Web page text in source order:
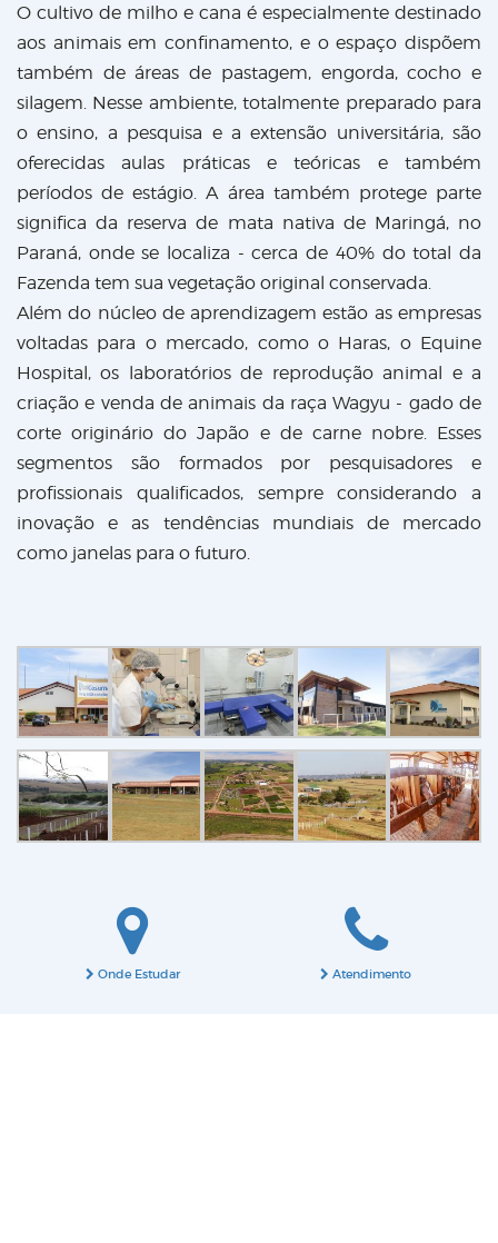
O cultivo de milho e cana é especialmente destinado
aos animais em confinamento, e o espaço dispõem
também de áreas de pastagem, engorda, cocho e
silagem. Nesse ambiente, totalmente preparado para
o ensino, a pesquisa e a extensão universitária, são
oferecidas aulas práticas e teóricas e também
períodos de estágio. A área também protege parte
significa da reserva de mata nativa de Maringá, no
Paraná, onde se localiza - cerca de 40% do total da
Fazenda tem sua vegetação original conservada.
Além do núcleo de aprendizagem estão as empresas
voltadas para o mercado, como o Haras, o Equine
Hospital, os laboratórios de reprodução animal e a
criação e venda de animais da raça Wagyu - gado de
corte originário do Japão e de carne nobre. Esses
segmentos são formados por pesquisadores e
profissionais qualificados, sempre considerando a
inovação e as tendências mundiais de mercado
como janelas para o futuro.
Onde Estudar Atendimento